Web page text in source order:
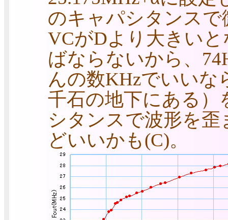
のキャパシタンス
VCがDより大きい
ばならないから、
んの数KHzでいいな
千石の地下にある
シタンスで波形を
どいいかも(C)。